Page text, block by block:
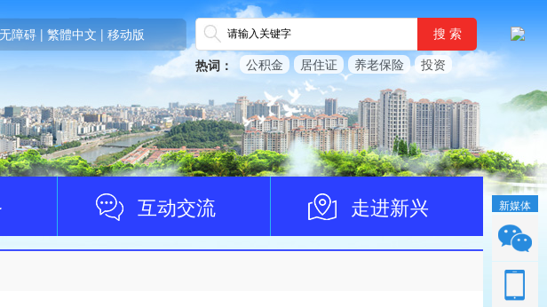
无障碍 | 繁體中文 | 移动版 搜 索
热词： 公积金 居住证 养老保险 投资
互动交流 走进新兴 新媒体